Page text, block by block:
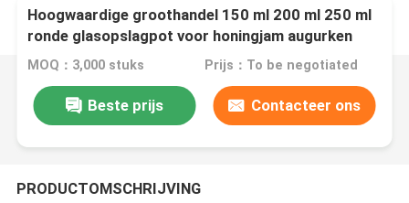
Hoogwaardige groothandel 150 ml 200 ml 250 ml
ronde glasopslagpot voor honingjam augurken
met hoge deksel
MOQ：3,000 stuks Prijs：To be negotiated
Beste prijs Contacteer ons
PRODUCTOMSCHRIJVING